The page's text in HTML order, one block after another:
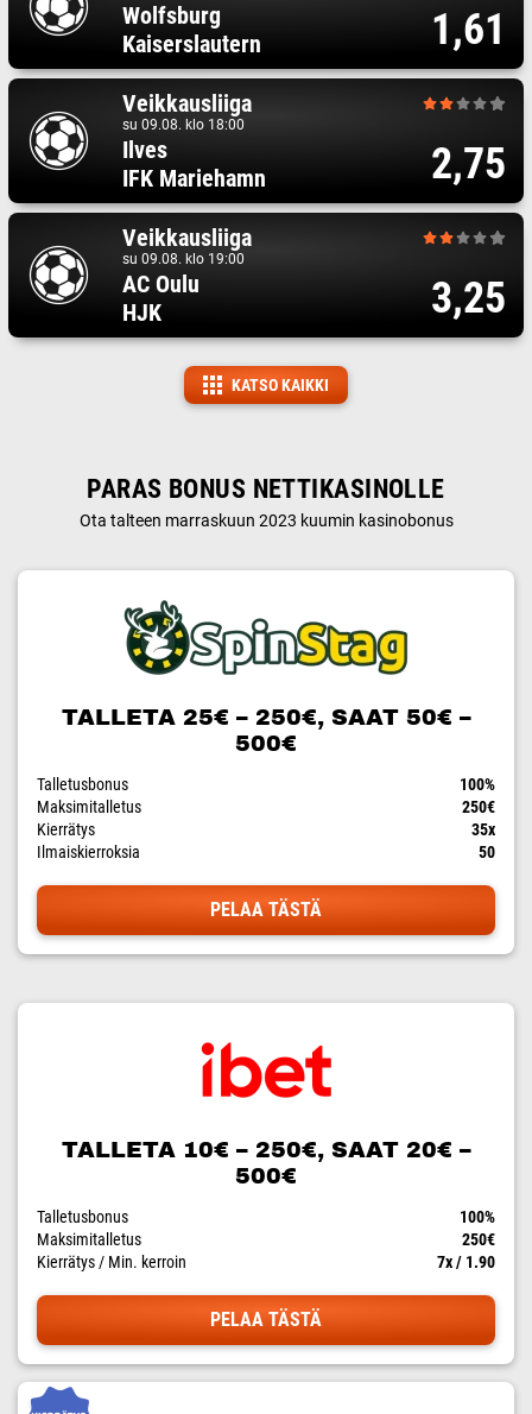
Wolfsburg
Kaiserslautern
1,61
Veikkausliiga
su 09.08. klo 18:00
Ilves
IFK Mariehamn
2,75
Veikkausliiga
su 09.08. klo 19:00
AC Oulu
HJK
3,25
KATSO KAIKKI
PARAS BONUS NETTIKASINOLLE
Ota talteen marraskuun 2023 kuumin kasinobonus
TALLETA 25€ – 250€, SAAT 50€ –
500€
Talletusbonus
100%
Maksimitalletus
250€
Kierrätys
35x
Ilmaiskierroksia
50
PELAA TÄSTÄ
TALLETA 10€ – 250€, SAAT 20€ –
500€
Talletusbonus
100%
Maksimitalletus
250€
Kierrätys / Min. kerroin
7x / 1.90
PELAA TÄSTÄ